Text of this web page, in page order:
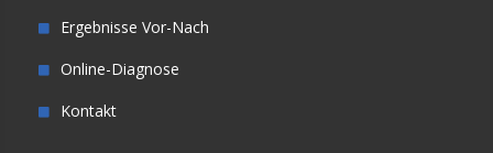
Ergebnisse Vor-Nach
Online-Diagnose
Kontakt